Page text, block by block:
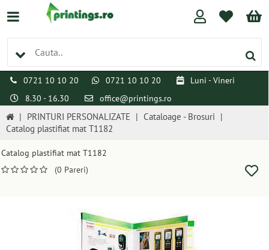
0721 10 10 20 0721 10 10 20
Luni - Vineri
8.30 - 16.30
office@printings.ro
| PRINTURI PERSONALIZATE | Cataloage - Brosuri |
Catalog plastifiat mat T1182
Catalog plastifiat mat T1182
(0 Pareri)